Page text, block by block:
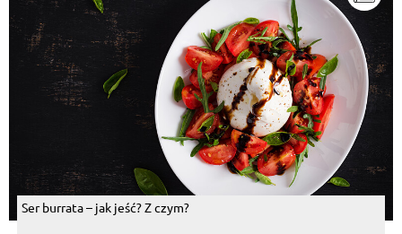
Ser burrata – jak jeść? Z czym?